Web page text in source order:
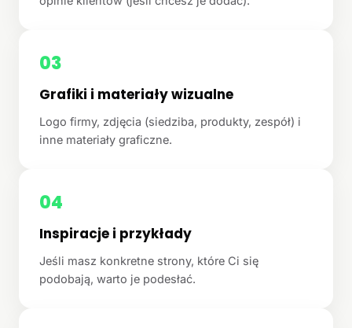
03
Grafiki i materiały wizualne
Logo firmy, zdjęcia (siedziba, produkty, zespół) i
inne materiały graficzne.
04
Inspiracje i przykłady
Jeśli masz konkretne strony, które Ci się
podobają, warto je podesłać.